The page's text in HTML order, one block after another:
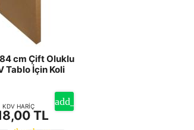
cm Çift Oluklu
Tablo İçin Koli
KDV HARİÇ
TL